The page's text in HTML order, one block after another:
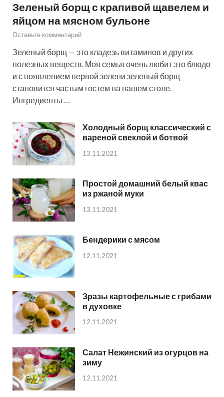
Зеленый борщ с крапивой щавелем и
яйцом на мясном бульоне
Оставьте комментарий
Зеленый борщ — это кладезь витаминов и других
полезных веществ. Моя семья очень любит это блюдо
и с появлением первой зелени зеленый борщ
становится частым гостем на нашем столе.
Ингредиенты …
Холодный борщ классический с
вареной свеклой и ботвой
13.11.2021
Простой домашний белый квас
из ржаной муки
13.11.2021
Бендерики с мясом
12.11.2021
Зразы картофельные с грибами
в духовке
12.11.2021
Салат Нежинский из огурцов на
зиму
12.11.2021